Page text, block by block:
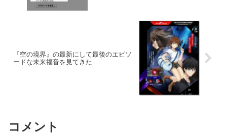
『空の境界』の最新にして最後のエピソ
ードな未来福音を見てきた
コメント